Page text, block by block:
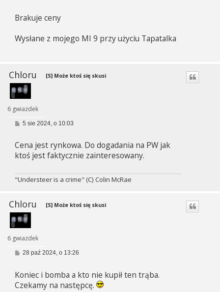
t
Brakuje ceny
Wysłane z mojego MI 9 przy użyciu Tapatalka
Chloru
6 gwiazdek
[S] Może ktoś się skusi
P
t
5 sie 2024, o 10:03
Cena jest rynkowa. Do dogadania na PW jak
ktoś jest faktycznie zainteresowany.
"Understeer is a crime" (C) Colin McRae
Chloru
6 gwiazdek
[S] Może ktoś się skusi
P
t
28 paź 2024, o 13:26
Koniec i bomba a kto nie kupił ten trąba.
Czekamy na następcę.